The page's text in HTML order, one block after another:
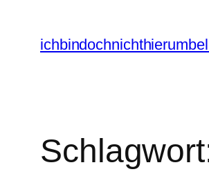
Inhalt
springen